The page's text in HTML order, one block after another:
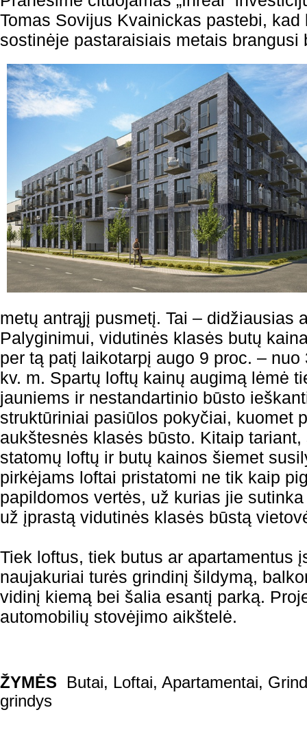
Tomas Sovijus Kvainickas pastebi,
sostinėje pastaraisiais metais brangusi
metų antrąjį pusmetį. Tai – didžiausias
Palyginimui, vidutinės klasės butų
per tą patį laikotarpį augo 9 proc. –
kv. m. Spartų loftų kainų augimą lėmė
jauniems ir nestandartinio būsto
struktūriniai pasiūlos pokyčiai, kuomet
aukštesnės klasės būsto. Kitaip
statomų loftų ir butų kainos šiemet
pirkėjams loftai pristatomi ne tik kaip
papildomos vertės, už kurias jie
už įprastą vidutinės klasės būstą
Tiek loftus, tiek butus ar apartamentus
naujakuriai turės grindinį šildymą,
vidinį kiemą bei šalia esantį parką.
automobilių stovėjimo aikštelė.
ŽYMĖS Butai, Loftai, Apartamentai,
grindys